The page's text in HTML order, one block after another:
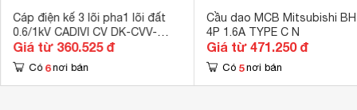
Cáp điện kế 3 lõi pha1 lõi đất
0.6/1kV CADIVI CV DK-CVV-
3×35+1×16
Giá từ 360.525 đ
Có 6 nơi bán
Cầu dao MCB Mitsubishi
4P 1.6A TYPE C N
Giá từ 471.250 đ
Có 5 nơi bán